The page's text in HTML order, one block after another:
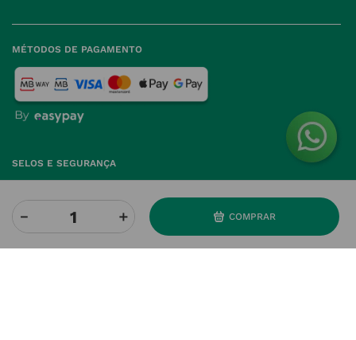
＋
－ COMPRAR
Política de Privacidade
Política de Cookies
Política de Devoluções
Farmácias perto de si
MÉTODOS DE PAGAMENTO
SELOS E SEGURANÇA